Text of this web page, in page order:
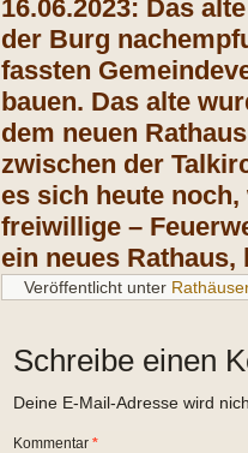
16.06.2023: Das
der Burg
fassten
bauen. Das alte
dem neuen
zwischen der
es sich heute
freiwillige –
ein neues
Veröffentlicht unter
Schreibe einen
Deine E-Mail-Adresse wird
Kommentar *